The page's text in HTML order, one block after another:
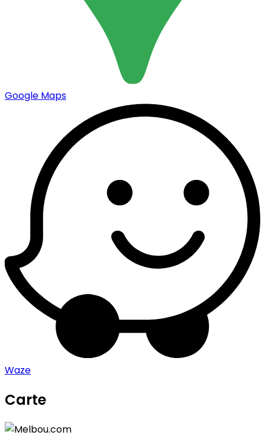
Google Maps
Waze
Carte
+